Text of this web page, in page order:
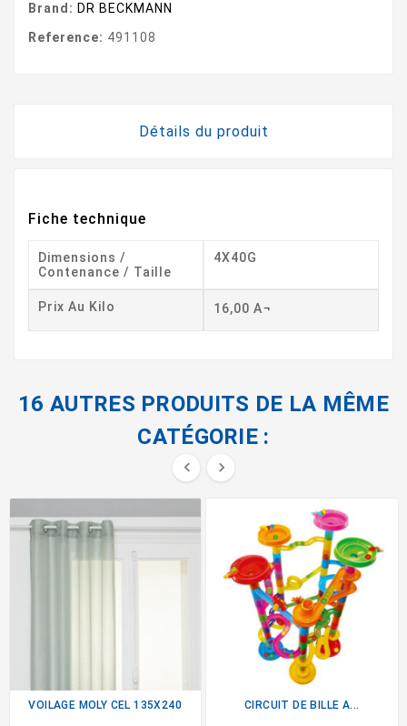
Brand: DR BECKMANN
Reference: 491108
Détails du produit
Fiche technique
Dimensions /
Contenance / Taille
4X40G
Prix Au Kilo 16,00 A¬
16 AUTRES PRODUITS DE LA MÊME
CATÉGORIE :
 
VOILAGE MOLY CEL 135X240 CIRCUIT DE BILLE A...